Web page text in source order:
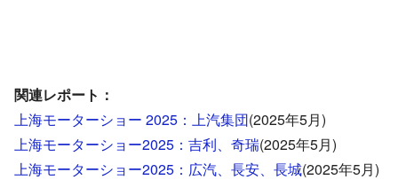
関連レポート：
上海モーターショー 2025：上汽集団(2025年5月)
上海モーターショー2025：吉利、奇瑞(2025年5月)
上海モーターショー2025：広汽、長安、長城(2025年5月)